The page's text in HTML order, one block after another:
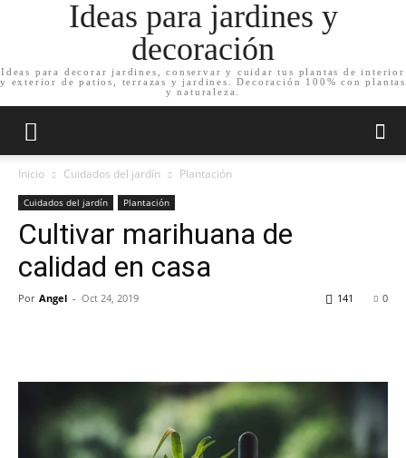
Ideas para jardines y
decoración
Ideas para decorar jardines, conservar y cuidar tus plantas de interior
y exterior de patios, terrazas y jardines. Decoración 100% con plantas
y naturaleza.
Inicio Cuidados del jardín Plantación
Cuidados del jardín Plantación
Cultivar marihuana de
calidad en casa
Por Angel - Oct 24, 2019 0
141